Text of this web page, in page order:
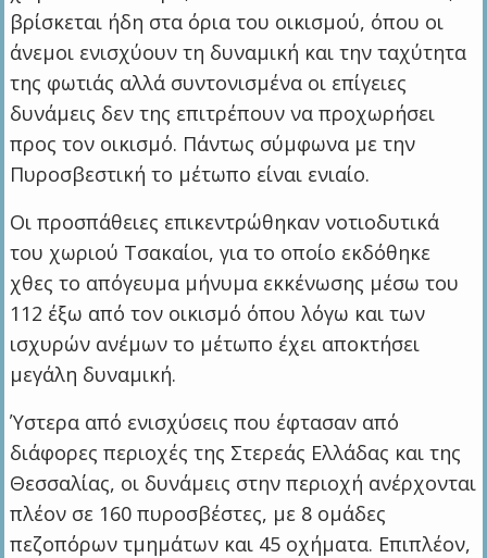
βρίσκεται ήδη στα όρια του οικισμού, όπου οι
άνεμοι ενισχύουν τη δυναμική και την ταχύτητα
της φωτιάς αλλά συντονισμένα οι επίγειες
δυνάμεις δεν της επιτρέπουν να προχωρήσει
προς τον οικισμό. Πάντως σύμφωνα με την
Πυροσβεστική το μέτωπο είναι ενιαίο.
Οι προσπάθειες επικεντρώθηκαν νοτιοδυτικά
του χωριού Τσακαίοι, για το οποίο εκδόθηκε
χθες το απόγευμα μήνυμα εκκένωσης μέσω του
112 έξω από τον οικισμό όπου λόγω και των
ισχυρών ανέμων το μέτωπο έχει αποκτήσει
μεγάλη δυναμική.
Ύστερα από ενισχύσεις που έφτασαν από
διάφορες περιοχές της Στερεάς Ελλάδας και της
Θεσσαλίας, οι δυνάμεις στην περιοχή ανέρχονται
πλέον σε 160 πυροσβέστες, με 8 ομάδες
πεζοπόρων τμημάτων και 45 οχήματα. Επιπλέον,